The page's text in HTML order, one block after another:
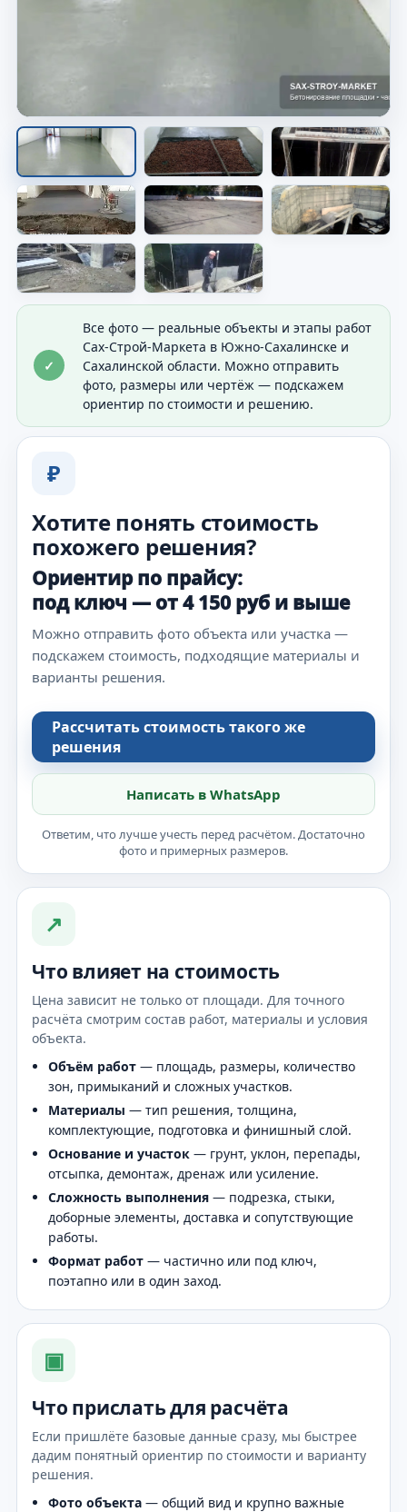
Бетонная конструкция на
объекте
Видно общий результат бетонных работ.
✓
Все фото — реальные объекты и этапы работ
Сах-Строй-Маркета в Южно-Сахалинске и
Сахалинской области. Можно отправить
фото, размеры или чертёж — подскажем
ориентир по стоимости и решению.
₽
Хотите понять стоимость
похожего решения?
Ориентир по прайсу:
под ключ — от 4 150 руб и выше
Можно отправить фото объекта или участка —
подскажем стоимость, подходящие материалы и
варианты решения.
Рассчитать стоимость такого же
решения
Написать в WhatsApp
Ответим, что лучше учесть перед расчётом. Достаточно
фото и примерных размеров.
↗
Что влияет на стоимость
Цена зависит не только от площади. Для точного
расчёта смотрим состав работ, материалы и условия
объекта.
Объём работ — площадь, размеры, количество
зон, примыканий и сложных участков.
Материалы — тип решения, толщина,
комплектующие, подготовка и финишный слой.
Основание и участок — грунт, уклон, перепады,
отсыпка, демонтаж, дренаж или усиление.
Сложность выполнения — подрезка, стыки,
доборные элементы, доставка и сопутствующие
работы.
Формат работ — частично или под ключ,
поэтапно или в один заход.
▣
Что прислать для расчёта
Если пришлёте базовые данные сразу, мы быстрее
дадим понятный ориентир по стоимости и варианту
решения.
Фото объекта — общий вид и крупно важные